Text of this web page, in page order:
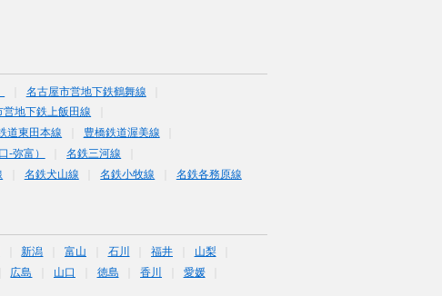
名古屋市営地下鉄鶴舞線
営地下鉄上飯田線
道東田本線
豊橋鉄道渥美線
-弥富）
名鉄三河線
名鉄犬山線 名鉄小牧線 名鉄各務原線
新潟 富山 石川 福井
山梨
広島 山口 徳島 香川
愛媛